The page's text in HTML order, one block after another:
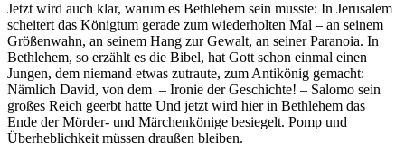
Jetzt wird auch klar, warum es Bethlehem sein musste: In Jerusalem
scheitert das Königtum gerade zum wiederholten Mal – an seinem
Größenwahn, an seinem Hang zur Gewalt, an seiner Paranoia. In
Bethlehem, so erzählt es die Bibel, hat Gott schon einmal einen
Jungen, dem niemand etwas zutraute, zum Antikönig gemacht:
Nämlich David, von dem – Ironie der Geschichte! – Salomo sein
großes Reich geerbt hatte Und jetzt wird hier in Bethlehem das
Ende der Mörder- und Märchenkönige besiegelt. Pomp und
Überheblichkeit müssen draußen bleiben.